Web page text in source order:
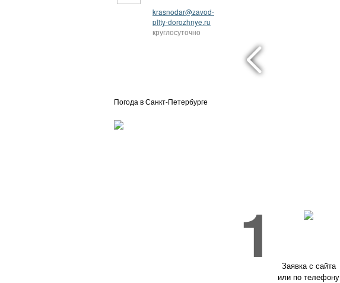
krasnodar@zavod-
plity-dorozhnye.ru
круглосуточно
Погода в Санкт-Петербурге
1
Заявка с сайта
или по телефону